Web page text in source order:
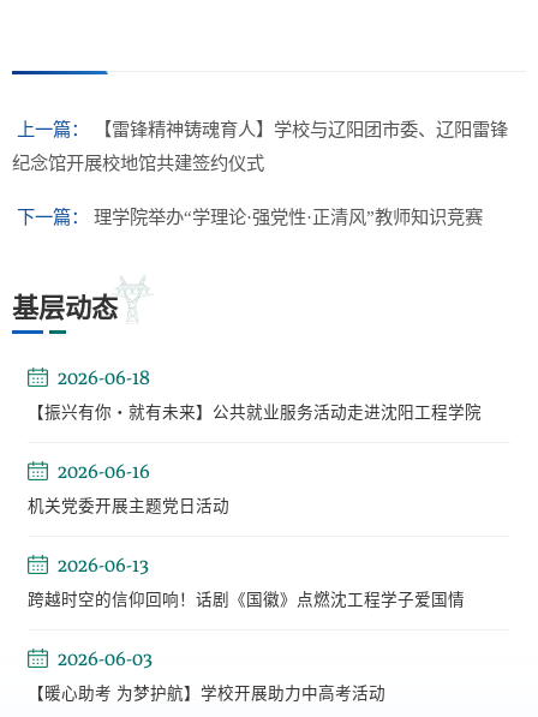
上一篇：
【雷锋精神铸魂育人】学校与辽阳团市委、辽阳雷锋
纪念馆开展校地馆共建签约仪式
下一篇： 理学院举办“学理论·强党性·正清风”教师知识竞赛
基层动态
2026-06-18
【振兴有你・就有未来】公共就业服务活动走进沈阳工程学院
2026-06-16
机关党委开展主题党日活动
2026-06-13
跨越时空的信仰回响！话剧《国徽》点燃沈工程学子爱国情
2026-06-03
【暖心助考 为梦护航】学校开展助力中高考活动